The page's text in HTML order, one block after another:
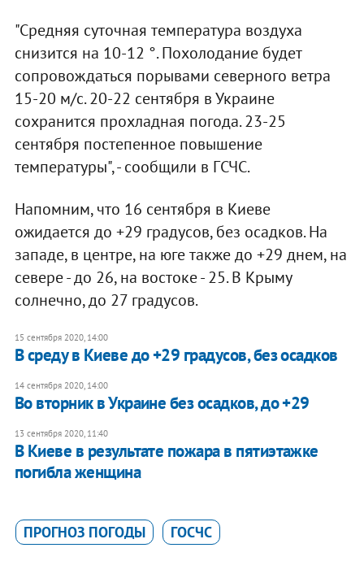
"Средняя суточная температура воздуха
снизится на 10-12 °. Похолодание будет
сопровождаться порывами северного ветра
15-20 м/с. 20-22 сентября в Украине
сохранится прохладная погода. 23-25
сентября постепенное повышение
температуры", - сообщили в ГСЧС.
Напомним, что 16 сентября в Киеве
ожидается до +29 градусов, без осадков. На
западе, в центре, на юге также до +29 днем, на
севере - до 26, на востоке - 25. В Крыму
солнечно, до 27 градусов.
15 сентября 2020, 14:00
В среду в Киеве до +29 градусов, без осадков
14 сентября 2020, 14:00
Во вторник в Украине без осадков, до +29
13 сентября 2020, 11:40
В Киеве в результате пожара в пятиэтажке
погибла женщина
ПРОГНОЗ ПОГОДЫ ГОСЧС